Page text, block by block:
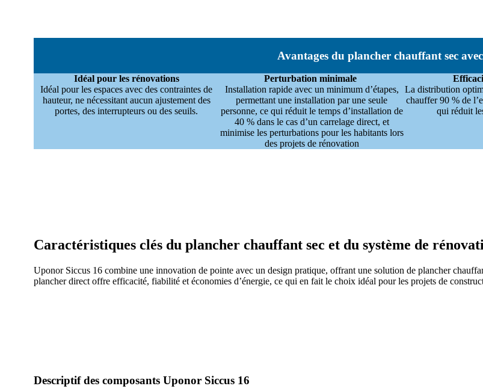
Avantages du plancher chauffant sec
Idéal pour les rénovations
Idéal pour les espaces avec des contraintes de
hauteur, ne nécessitant aucun ajustement des
portes, des interrupteurs ou des seuils.
Perturbation minimale
Installation rapide avec un minimum d’étapes,
permettant une installation par une seule
personne, ce qui réduit le temps d’installation de
40 % dans le cas d’un carrelage direct, et
minimise les perturbations pour les habitants lors
des projets de rénovation
La distribution
chauffer 90 % de
qui réduit
Caractéristiques clés du plancher chauffant sec et du système de
Uponor Siccus 16 combine une innovation de pointe avec un design pratique, offrant une solution de plancher
plancher direct offre efficacité, fiabilité et économies d’énergie, ce qui en fait le choix idéal pour les projets de
Descriptif des composants Uponor Siccus 16